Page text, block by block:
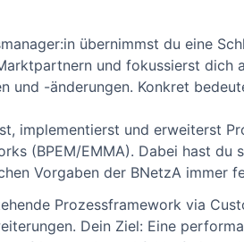
übernimmst du eine
und fokussierst
und -änderungen. Konkret
implementierst und erweiterst
(BPEM/EMMA). Dabei hast
Vorgaben der BNetzA immer
Prozessframework via
Dein Ziel: Eine